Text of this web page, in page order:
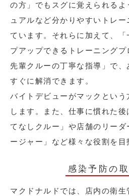
の方」でもスグに覚えられるよ
ュアルなど分かりやすいトレ
ています。それらに加えて、「
プアップできるトレーニング
先輩クルーの丁寧な指導」で、
すぐに解消できます。
バイトデビューがマックという
します。また、仕事に慣れた
てなしクルー」や店舗のリー
ージャー」など様々な役割を目
感染予防の
マクドナルドでは、店内の衛生